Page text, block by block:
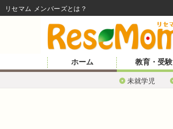
ホーム 教育・受験
未就学児
リセマム メンバーズ